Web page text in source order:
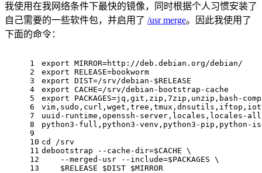
我使用在我网络条件下最快的镜像，同时根据个人习惯安装了
自己需要的一些软件包，并启用了 /usr merge。因此我使用了
下面的命令：
1
2
3
4
5
6
7
8
9
10
11
12
13
export MIRROR=http://deb.debian.org/debian/
export RELEASE=bookworm
export DIST=/srv/debian- $RELEASE
export CACHE=/srv/debian-bootstrap-cache
export PACKAGES=jq,git,zip,7zip,unzip,bash-
vim, sudo
uuid-runtime,openssh-server,locales,locales-
python3-full,python3-venv,python3-pip,python-
cd
/srv
debootstrap --cache-dir=$CACHE \
    --merged-usr --include=
$PACKAGES \
$RELEASE
$DIST $MIRROR